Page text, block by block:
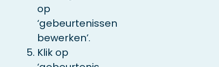
op
‘gebeurtenissen
bewerken’.
Klik op